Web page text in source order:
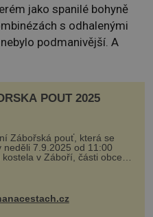
jako spanilé bohyně
s odhalenými
podmanivější. A
POUŤ 2025
Zábořská pouť, která se
neděli 7.9.2025 od 11:00
kostela v Záboří, části obce
V programu naleznete
prohlídku kostela,